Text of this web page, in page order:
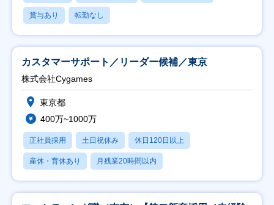
賞与あり 転勤なし
カスタマーサポート／リーダー候補／東京
株式会社Cygames
東京都
400万~1000万
正社員採用 土日祝休み 休日120日以上
産休・育休あり 月残業20時間以内